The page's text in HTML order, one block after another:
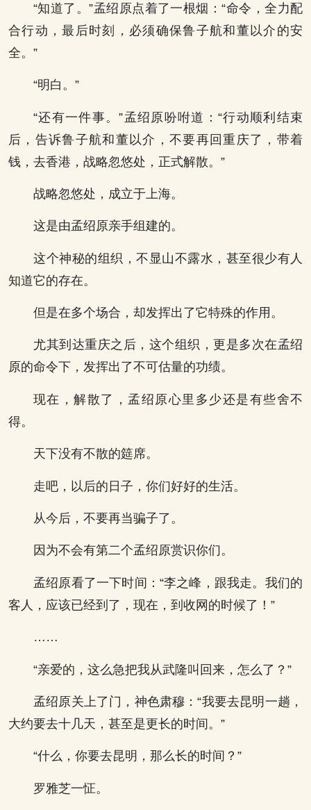
“知道了。”孟绍原点着了一根烟：“命令，全力配
合行动，最后时刻，必须确保鲁子航和董以介的安
全。”
“明白。”
“还有一件事。”孟绍原吩咐道：“行动顺利结束
后，告诉鲁子航和董以介，不要再回重庆了，带着
钱，去香港，战略忽悠处，正式解散。”
战略忽悠处，成立于上海。
这是由孟绍原亲手组建的。
这个神秘的组织，不显山不露水，甚至很少有人
知道它的存在。
但是在多个场合，却发挥出了它特殊的作用。
尤其到达重庆之后，这个组织，更是多次在孟绍
原的命令下，发挥出了不可估量的功绩。
现在，解散了，孟绍原心里多少还是有些舍不
得。
天下没有不散的筵席。
走吧，以后的日子，你们好好的生活。
从今后，不要再当骗子了。
因为不会有第二个孟绍原赏识你们。
孟绍原看了一下时间：“李之峰，跟我走。我们的
客人，应该已经到了，现在，到收网的时候了！”
……
“亲爱的，这么急把我从武隆叫回来，怎么了？”
孟绍原关上了门，神色肃穆：“我要去昆明一趟，
大约要去十几天，甚至是更长的时间。”
“什么，你要去昆明，那么长的时间？”
罗雅芝一怔。